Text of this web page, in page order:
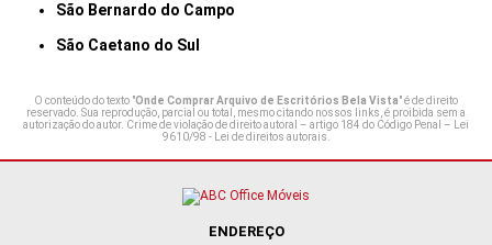
São Bernardo do Campo
São Caetano do Sul
O conteúdo do texto "Onde Comprar Arquivo de Escritórios Bela Vista" é de direito
reservado. Sua reprodução, parcial ou total, mesmo citando nossos links, é proibida sem a
autorização do autor. Crime de violação de direito autoral – artigo 184 do Código Penal – Lei
9610/98 - Lei de direitos autorais.
ENDEREÇO